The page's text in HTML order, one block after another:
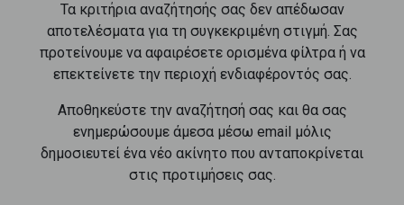
Τα κριτήρια αναζήτησής σας δεν απέδωσαν
αποτελέσματα για τη συγκεκριμένη στιγμή. Σας
προτείνουμε να αφαιρέσετε ορισμένα φίλτρα ή να
επεκτείνετε την περιοχή ενδιαφέροντός σας.
Αποθηκεύστε την αναζήτησή σας και θα σας
ενημερώσουμε άμεσα μέσω email μόλις
δημοσιευτεί ένα νέο ακίνητο που ανταποκρίνεται
στις προτιμήσεις σας.